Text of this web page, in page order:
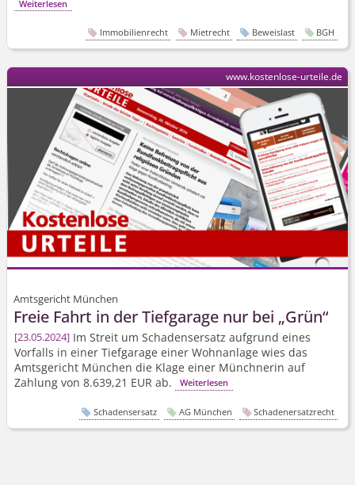
Weiterlesen
Immobilienrecht Mietrecht Beweislast BGH
Amtsgericht München
Freie Fahrt in der Tiefgarage nur bei „Grün“
23.05.2024 Im Streit um Schadensersatz aufgrund eines
Vorfalls in einer Tiefgarage einer Wohnanlage wies das
Amtsgericht München die Klage einer Münchnerin auf
Zahlung von 8.639,21 EUR ab.
Weiterlesen
www.kostenlose-urteile.de
Schadensersatz AG München Schadenersatzrecht